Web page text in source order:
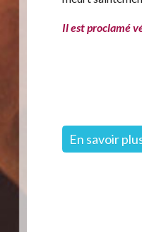
Il est proclamé
En savoir